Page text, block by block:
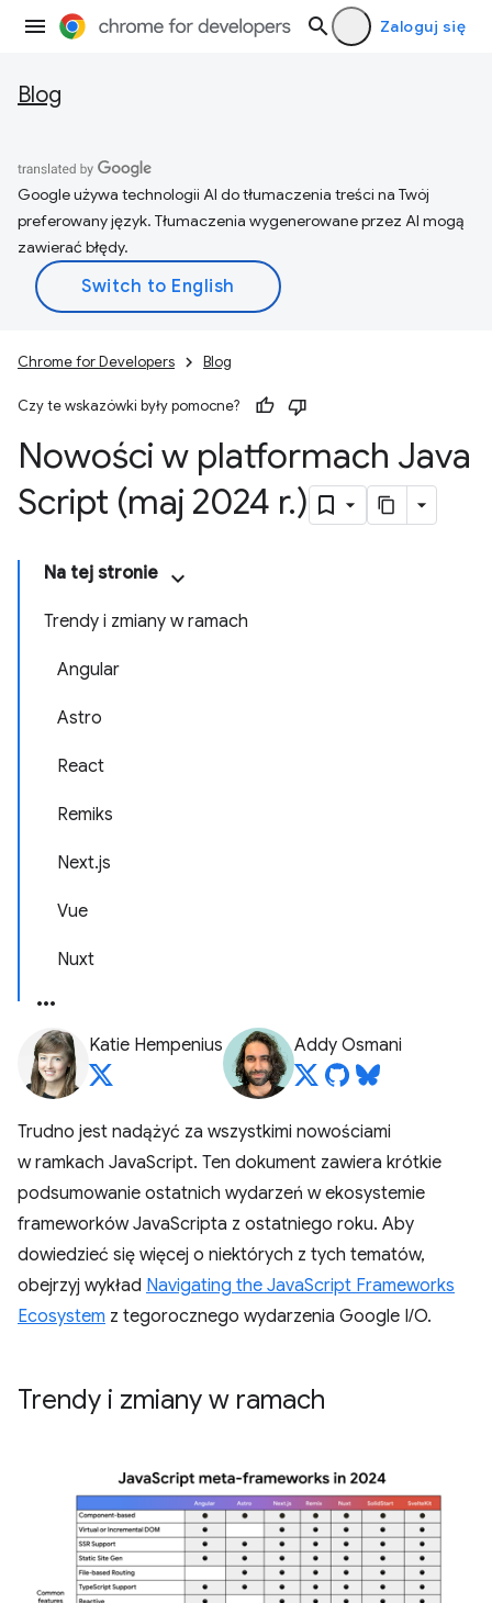
Zaloguj się
Blog
Google używa technologii AI do tłumaczenia treści na Twój
preferowany język. Tłumaczenia wygenerowane przez AI mogą
zawierać błędy.
Chrome for Developers Blog
Czy te wskazówki były pomocne?
Nowości w platformach Java
Script (maj 2024 r.)
Na tej stronie
Trendy i zmiany w ramach
Angular
Astro
React
Remiks
Next.js
Vue
Nuxt
Katie Hempenius Addy Osmani
Trudno jest nadążyć za wszystkimi nowościami
w ramkach JavaScript. Ten dokument zawiera krótkie
podsumowanie ostatnich wydarzeń w ekosystemie
frameworków JavaScripta z ostatniego roku. Aby
dowiedzieć się więcej o niektórych z tych tematów,
obejrzyj wykład Navigating the JavaScript Frameworks
Ecosystem z tegorocznego wydarzenia Google I/O.
Trendy i zmiany w ramach